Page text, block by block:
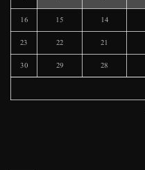
14
15
16
21
22
23
28
29
30